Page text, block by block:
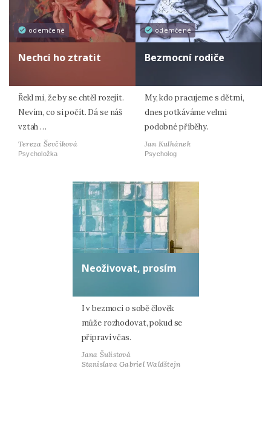
odemčené
Nechci ho ztratit
Řekl mi, že by se chtěl rozejít.
Nevím, co si počít. Dá se náš
vztah …
Tereza Ševčíková
Psycholožka
odemčené
Bezmocní rodiče
My, kdo pracujeme s dětmi,
dnes potkáváme velmi
podobné příběhy.
Jan Kulhánek
Psycholog
Neoživovat, prosím
I v bezmoci o sobě člověk
může rozhodovat, pokud se
připraví včas.
Jana Šulistová
Stanislava Gabriel Waldštejn